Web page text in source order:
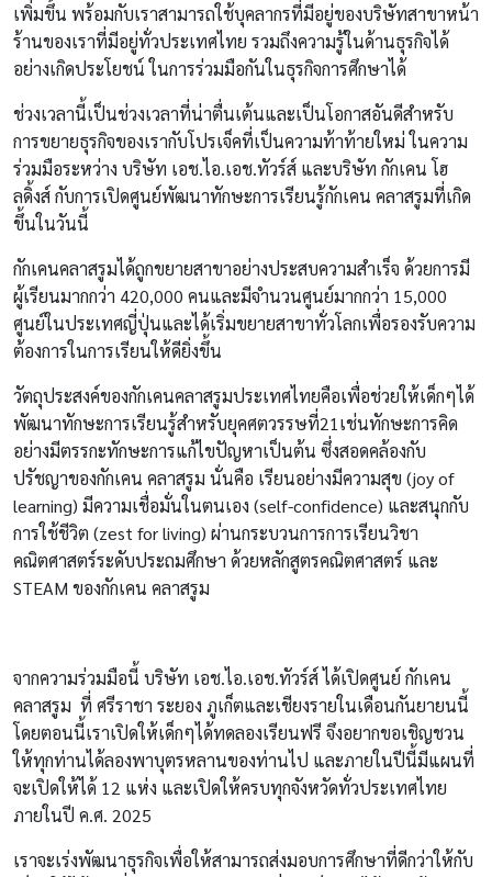
เพิ่มขึ้น พร้อมกับเราสามารถใช้บุคลากรที่มีอยู่ของบริษัทสาขาหน้า
ร้านของเราที่มีอยู่ทั่วประเทศไทย รวมถึงความรู้ในด้านธุรกิจได้
อย่างเกิดประโยชน์ ในการร่วมมือกันในธุรกิจการศึกษาได้
ช่วงเวลานี้เป็นช่วงเวลาที่น่าตื่นเต้นและเป็นโอกาสอันดีสำหรับ
การขยายธุรกิจของเรากับโปรเจ็คที่เป็นความท้าท้ายใหม่ ในความ
ร่วมมือระหว่าง บริษัท เอช.ไอ.เอช.ทัวร์ส์ และบริษัท กักเคน โฮ
ลดิ้งส์กับการเปิดศูนย์พัฒนาทักษะการเรียนรู้กักเคน คลาสรูมที่เกิด
ขึ้นในวันนี้
กักเคนคลาสรูมได้ถูกขยายสาขาอย่างประสบความสำเร็จ ด้วยการมี
ผู้เรียนมากกว่า 420,000 คนและมีจำนวนศูนย์มากกว่า 15,000
ศูนย์ในประเทศญี่ปุ่นและได้เริ่มขยายสาขาทั่วโลกเพื่อรองรับความ
ต้องการในการเรียนให้ดียิ่งขึ้น
วัตถุประสงค์ของกักเคนคลาสรูมประเทศไทยคือเพื่อช่วยให้เด็กๆได้
พัฒนาทักษะการเรียนรู้สำหรับยุคศตวรรษที่21 เช่นทักษะการคิด
อย่างมีตรรกะทักษะการแก้ไขปัญหาเป็นต้น ซึ่งสอดคล้องกับ
ปรัชญาของกักเคน คลาสรูม นั่นคือ เรียนอย่างมีความสุข (joy of
learning) มีความเชื่อมั่นในตนเอง (self-confidence) และสนุกกับ
การใช้ชีวิต (zest for living) ผ่านกระบวนการการเรียนวิชา
คณิตศาสตร์ระดับประถมศึกษา ด้วยหลักสูตรคณิตศาสตร์ และ
STEAM ของกักเคน คลาสรูม
จากความร่วมมือนี้ บริษัท เอช.ไอ.เอช.ทัวร์ส์ได้เปิดศูนย์ กักเคน
คลาสรูม ที่ ศรีราชา ระยอง ภูเก็ตและเชียงรายในเดือนกันยายนนี้
โดยตอนนี้เราเปิดให้เด็กๆได้ทดลองเรียนฟรีจึงอยากขอเชิญชวน
ให้ทุกท่านได้ลองพาบุตรหลานของท่านไป และภายในปีนี้มีแผนที่
จะเปิดให้ได้ 12 แห่ง และเปิดให้ครบทุกจังหวัดทั่วประเทศไทย
ภายในปี ค.ศ. 2025
เราจะเร่งพัฒนาธุรกิจเพื่อให้สามารถส่งมอบการศึกษาที่ดีกว่าให้กับ